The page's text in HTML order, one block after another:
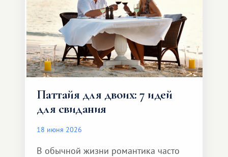
Паттайя для двоих: 7 идей
для свидания
18 июня 2026
В обычной жизни романтика часто